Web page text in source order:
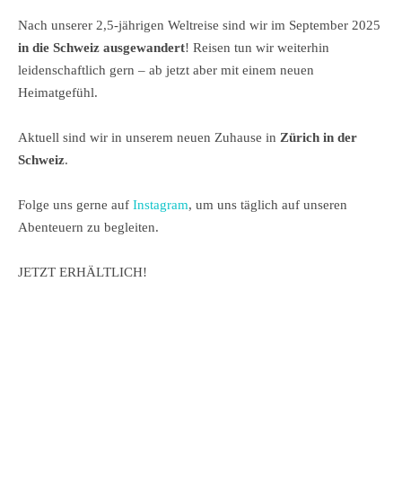
Nach unserer 2,5-jährigen Weltreise sind wir im September 2025
in die Schweiz ausgewandert! Reisen tun wir weiterhin
leidenschaftlich gern – ab jetzt aber mit einem neuen
Heimatgefühl.
Aktuell sind wir in unserem neuen Zuhause in Zürich in der
Schweiz.
Folge uns gerne auf Instagram, um uns täglich auf unseren
Abenteuern zu begleiten.
JETZT ERHÄLTLICH!